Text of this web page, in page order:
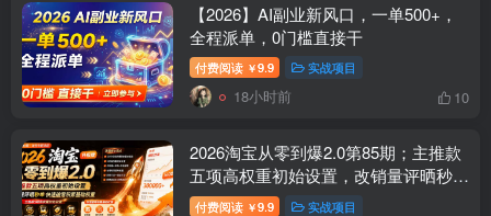
【2026】AI副业新风口，一单500+，
全程派单，0门槛直接干
付费阅读 ￥9.9 实战项目
18小时前 10
2026淘宝从零到爆2.0第85期；主推款
五项高权重初始设置，改销量评晒秒单
快速破零积累基础权重
付费阅读 ￥9.9 实战项目